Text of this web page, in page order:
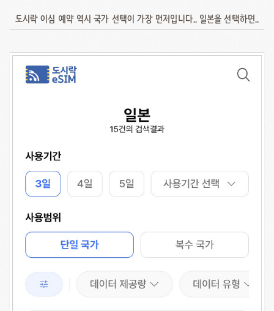
도시락 이심 예약 역시 국가 선택이 가장 먼저입니다.. 일본을 선택하면..